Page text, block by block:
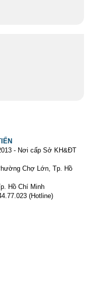
- Nơi cấp Sở KH&ĐT
Chợ Lớn, Tp. Hồ
Hồ Chí Minh
(Hotline)